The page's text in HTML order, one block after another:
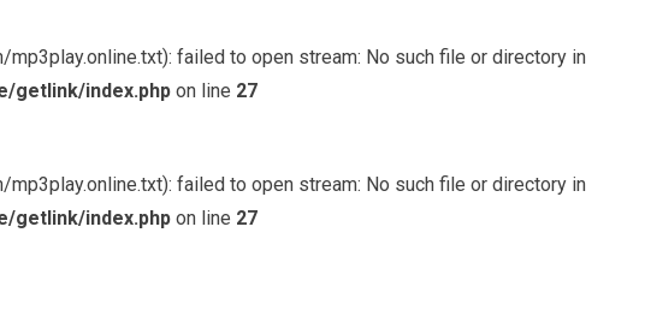
failed to open stream: No such file or directory in
getlink/index.php on line 27
failed to open stream: No such file or directory in
getlink/index.php on line 27